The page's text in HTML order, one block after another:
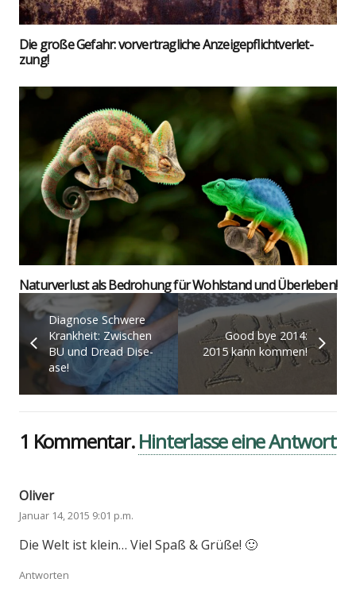
Die gro­ße Gefahr: vor­ver­trag­li­che Anzei­ge­pflicht­ver­let­
zung!
Natur­ver­lust als Bedro­hung für Wohl­stand und Über­le­ben!
Dia­gno­se Schwe­re
Krank­heit: Zwi­schen
BU und Dread Dise­
a­se!
Good bye 2014:
2015 kann kom­men!
1 Kommentar.Hinterlasse eine Antwort
Oliver
Januar 14, 2015 9:01 p.m.
Die Welt ist klein… Viel Spaß & Grü­ße! 🙂
Antworten